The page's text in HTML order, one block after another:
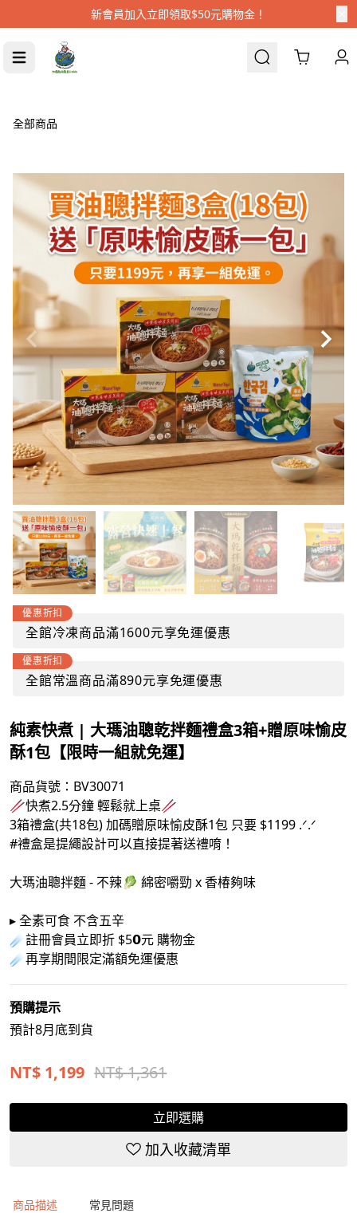
常溫滿$890、冷凍滿$1600即享免運
Cart
全部商品
優惠折扣
全館冷凍商品滿1600元享免運優惠
優惠折扣
全館常溫商品滿890元享免運優惠
純素快煮 | 大瑪油聰乾拌麵禮盒3箱+贈原味愉皮
酥1包【限時一組就免運】
商品貨號： BV30071
🥢快煮2.5分鐘 輕鬆就上桌🥢
3箱禮盒(共18包) 加碼贈原味愉皮酥1包 只要 $1199 .ᐟ.ᐟ
#禮盒是提繩設計可以直接提著送禮唷！
大瑪油聰拌麵 - 不辣🥬 綿密嚼勁 x 香椿夠味
▸ 全素可食 不含五辛
☄註冊會員立即折 $5𝟬元 購物金
☄再享期間限定滿額免運優惠
預購提示
預計8月底到貨
NT$ 1,199 NT$ 1,361
立即選購
加入收藏清單
商品描述 常見問題